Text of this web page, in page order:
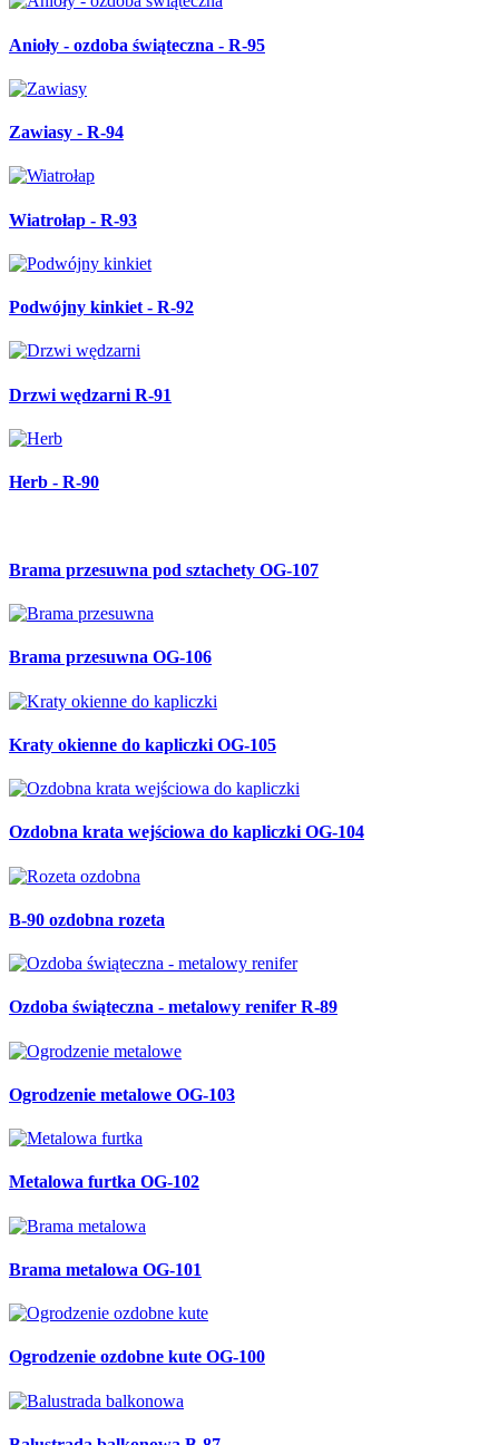
Anioły - ozdoba świąteczna - R-95
Zawiasy - R-94
Wiatrołap - R-93
Podwójny kinkiet - R-92
Drzwi wędzarni R-91
Herb - R-90
Brama przesuwna pod sztachety OG-107
Brama przesuwna OG-106
Kraty okienne do kapliczki OG-105
Ozdobna krata wejściowa do kapliczki OG-104
B-90 ozdobna rozeta
Ozdoba świąteczna - metalowy renifer R-89
Ogrodzenie metalowe OG-103
Metalowa furtka OG-102
Brama metalowa OG-101
Ogrodzenie ozdobne kute OG-100